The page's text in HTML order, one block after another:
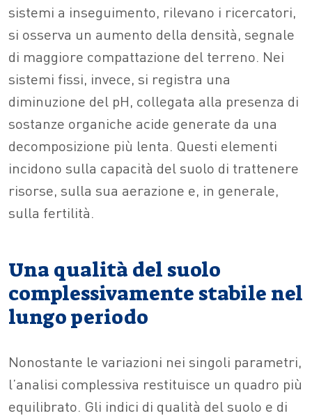
sistemi a inseguimento, rilevano i ricercatori,
si osserva un aumento della densità, segnale
di maggiore compattazione del terreno. Nei
sistemi fissi, invece, si registra una
diminuzione del pH, collegata alla presenza di
sostanze organiche acide generate da una
decomposizione più lenta. Questi elementi
incidono sulla capacità del suolo di trattenere
risorse, sulla sua aerazione e, in generale,
sulla fertilità.
Una qualità del suolo
complessivamente stabile nel
lungo periodo
Nonostante le variazioni nei singoli parametri,
l’analisi complessiva restituisce un quadro più
equilibrato. Gli indici di qualità del suolo e di